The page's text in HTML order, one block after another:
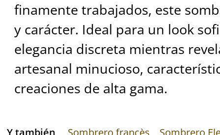
finamente trabajados, este
y carácter. Ideal para un look
elegancia discreta mientras
artesanal minucioso,
creaciones de alta gama.
Y también Sombrero francès Sombrero